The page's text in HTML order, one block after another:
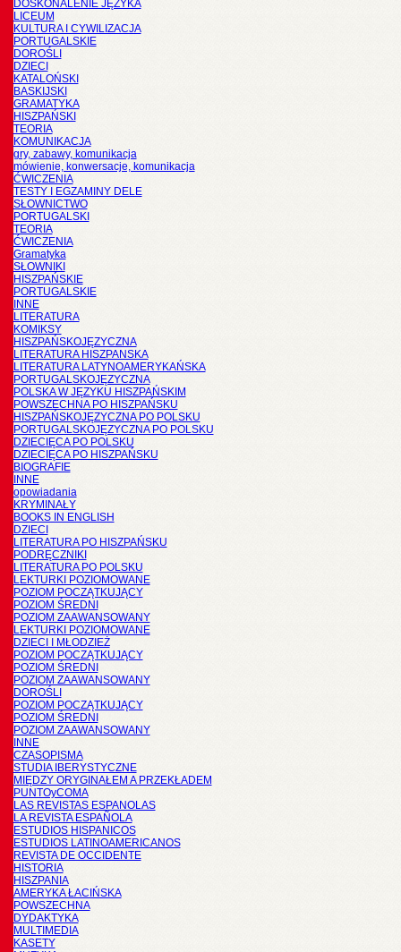
DOSKONALENIE JĘZYKA
LICEUM
KULTURA I CYWILIZACJA
PORTUGALSKIE
DOROŚLI
DZIECI
KATALOŃSKI
BASKIJSKI
GRAMATYKA
HISZPAŃSKI
TEORIA
KOMUNIKACJA
gry, zabawy, komunikacja
mówienie, konwersacje, komunikacja
ĆWICZENIA
TESTY I EGZAMINY DELE
SŁOWNICTWO
PORTUGALSKI
TEORIA
ĆWICZENIA
Gramatyka
SŁOWNIKI
HISZPAŃSKIE
PORTUGALSKIE
INNE
LITERATURA
KOMIKSY
HISZPAŃSKOJĘZYCZNA
LITERATURA HISZPANSKA
LITERATURA LATYNOAMERYKAŃSKA
PORTUGALSKOJĘZYCZNA
POLSKA W JĘZYKU HISZPAŃSKIM
POWSZECHNA PO HISZPAŃSKU
HISZPAŃSKOJĘZYCZNA PO POLSKU
PORTUGALSKOJĘZYCZNA PO POLSKU
DZIECIĘCA PO POLSKU
DZIECIĘCA PO HISZPAŃSKU
BIOGRAFIE
INNE
opowiadania
KRYMINAŁY
BOOKS IN ENGLISH
DZIECI
LITERATURA PO HISZPAŃSKU
PODRĘCZNIKI
LITERATURA PO POLSKU
LEKTURKI POZIOMOWANE
POZIOM POCZĄTKUJĄCY
POZIOM ŚREDNI
POZIOM ZAAWANSOWANY
LEKTURKI POZIOMOWANE
DZIECI I MŁODZIEŻ
POZIOM POCZĄTKUJĄCY
POZIOM ŚREDNI
POZIOM ZAAWANSOWANY
DOROŚLI
POZIOM POCZĄTKUJĄCY
POZIOM ŚREDNI
POZIOM ZAAWANSOWANY
INNE
CZASOPISMA
STUDIA IBERYSTYCZNE
MIĘDZY ORYGINAŁEM A PRZEKŁADEM
PUNTOyCOMA
LAS REVISTAS ESPANOLAS
LA REVISTA ESPAÑOLA
ESTUDIOS HISPANICOS
ESTUDIOS LATINOAMERICANOS
REVISTA DE OCCIDENTE
HISTORIA
HISZPANIA
AMERYKA ŁACIŃSKA
POWSZECHNA
DYDAKTYKA
MULTIMEDIA
KASETY